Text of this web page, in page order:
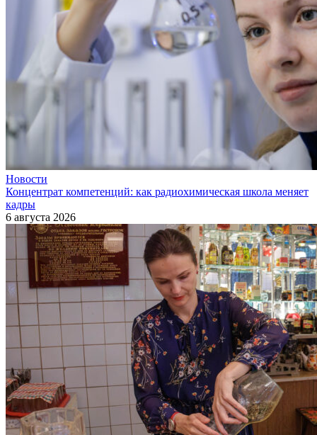
Новости
Концентрат компетенций: как радиохимическая школа меняет
кадры
6 августа 2026